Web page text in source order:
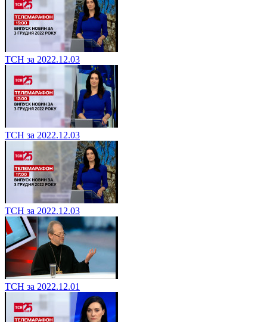
ТСН за 2022.12.03
ТСН за 2022.12.03
ТСН за 2022.12.03
ТСН за 2022.12.01